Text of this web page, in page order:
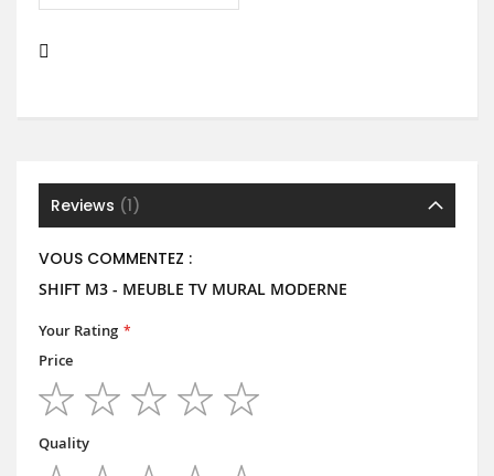
Reviews 1
VOUS COMMENTEZ :
SHIFT M3 - MEUBLE TV MURAL MODERNE
Your Rating
Price
star
stars
stars
stars
stars
Quality